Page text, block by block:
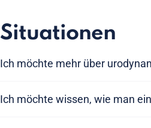
Situationen
Ich möchte mehr über
Ich möchte wissen, wie man